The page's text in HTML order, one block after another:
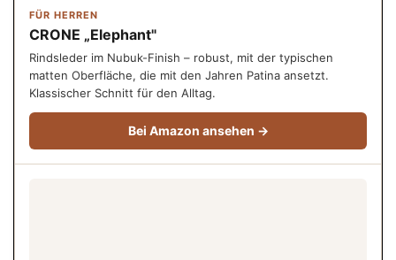
FÜR HERREN
CRONE „Elephant"
Rindsleder im Nubuk-Finish – robust, mit der typischen
matten Oberfläche, die mit den Jahren Patina ansetzt.
Klassischer Schnitt für den Alltag.
Bei Amazon ansehen →